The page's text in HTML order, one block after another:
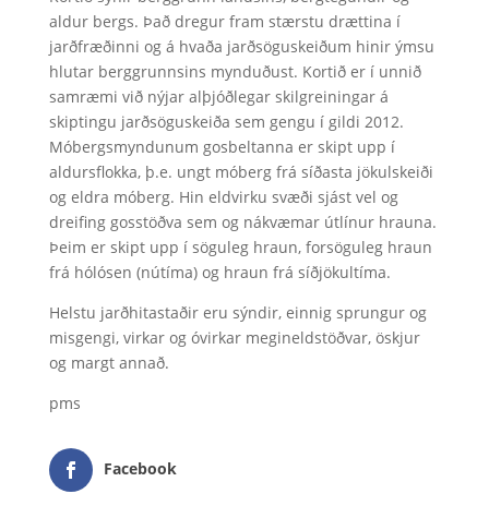
aldur bergs. Það dregur fram stærstu drættina í
jarðfræðinni og á hvaða jarðsöguskeiðum hinir ýmsu
hlutar berggrunnsins mynduðust. Kortið er í unnið
samræmi við nýjar alþjóðlegar skilgreiningar á
skiptingu jarðsöguskeiða sem gengu í gildi 2012.
Móbergsmyndunum gosbeltanna er skipt upp í
aldursflokka, þ.e. ungt móberg frá síðasta jökulskeiði
og eldra móberg. Hin eldvirku svæði sjást vel og
dreifing gosstöðva sem og nákvæmar útlínur hrauna.
Þeim er skipt upp í söguleg hraun, forsöguleg hraun
frá hólósen (nútíma) og hraun frá síðjökultíma.
Helstu jarðhitastaðir eru sýndir, einnig sprungur og
misgengi, virkar og óvirkar megineldstöðvar, öskjur
og margt annað.
pms
Facebook